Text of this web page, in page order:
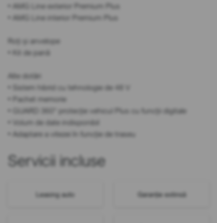
• AMG Line exterior Premium Plus
• AMG Line interior Premium Plus
Roți și anvelope
• Kit de pană
Alte dotări
• Sistem hibrid cu tehnologie de 48 V
• Pachet memorie
• GUARD 360° protecție vehicul Plus cu funcții digitale
• Volum de date indisponibil
• Adaptare a vitezei în funcție de traseu
Servicii incluse
Leasing auto Garanție extinsă